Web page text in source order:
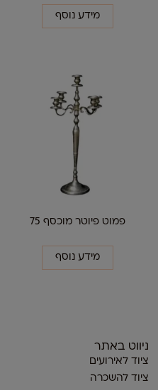
מידע נוסף
פמוט פיוטר מוכסף 75
מידע נוסף
ניווט באתר
ציוד לאירועים
ציוד להשכרה